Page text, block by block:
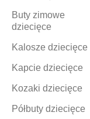
Buty zimowe
dziecięce
Kalosze dziecięce
Kapcie dziecięce
Kozaki dziecięce
Półbuty dziecięce